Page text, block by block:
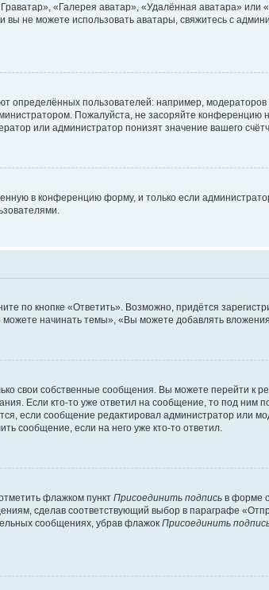
«Галерея аватар», «Удалённая аватара» или
вы не можете использовать аватары, свяжитесь с
пользователей: например, модераторов
Пожалуйста, не засоряйте конференцию
или администратор понизят значение вашего
в конференцию форму, и только если
по кнопке «Ответить». Возможно, придётся
начинать темы», «Вы можете добавлять
свои собственные сообщения. Вы можете перейти к
Если кто-то уже ответил на сообщение, то под ним
если сообщение редактировал администратор или
сообщение, если на него уже кто-то ответил.
флажком пункт Присоединить подпись в форме
сделав соответствующий выбор в параграфе
сообщениях, убрав флажок Присоединить